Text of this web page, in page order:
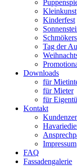
Kleinkunst
Kinderfest
Tag der
Downloads
für
für Mieter
für
Kontakt
Impressum
FAQ
Fassadengalerie